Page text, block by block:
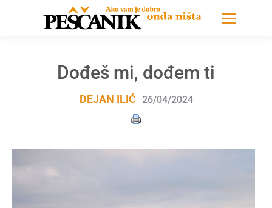
Dođeš mi, dođem ti
DEJAN ILIĆ 26/04/2024